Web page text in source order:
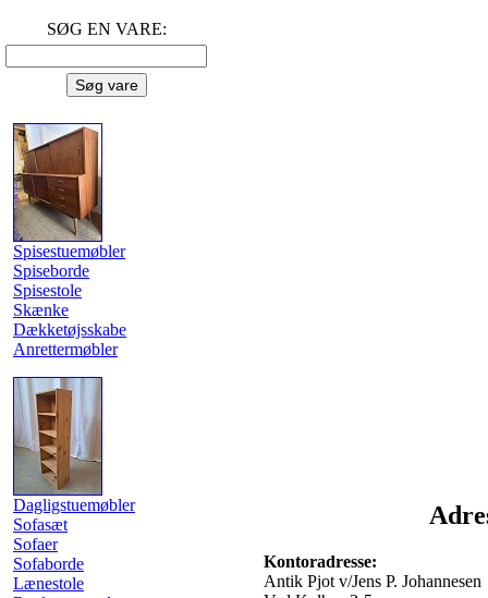
SØG EN VARE:
Spisestuemøbler
Spiseborde
Spisestole
Skænke
Dækketøjsskabe
Anrettermøbler
Dagligstuemøbler
Sofasæt
Sofaer
Sofaborde
Lænestole
Kontoradresse:
Antik Pjot v/Jens P. Johannesen